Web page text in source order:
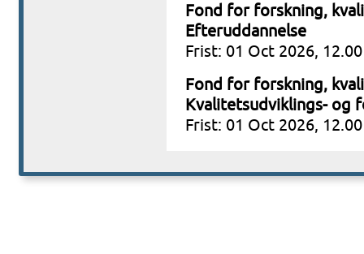
Fond for forskning,
Efteruddannelse
Frist: 01 Oct 2026, 12.00
Fond for forskning,
Kvalitetsudviklings- og
Frist: 01 Oct 2026, 12.00